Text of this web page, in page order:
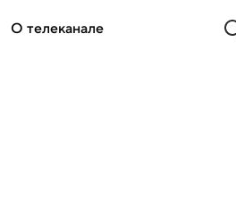
О телеканале